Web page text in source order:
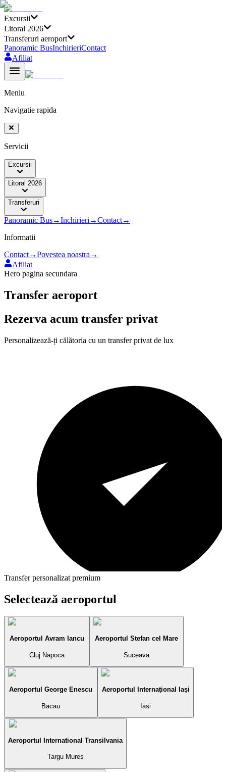
Excursii
Litoral 2026
Transferuri aeroport
Panoramic BusInchirieriContact
Afiliat
Meniu
Navigatie rapida
Servicii
Excursii
Litoral 2026
Transferuri
Panoramic Bus→Inchirieri →Contact→
Informatii
Contact→Povestea noastra →
Afiliat
Hero pagina secundara
Transfer aeroport
Rezerva acum transfer privat
Personalizează-ți călătoria cu un transfer privat de lux
Transfer personalizat premium
Selectează aeroportul
Aeroportul Avram Iancu
Cluj Napoca
Aeroportul Stefan cel Mare
Suceava
Aeroportul George Enescu
Bacau
Aeroportul Internațional Iași
Iasi
Aeroportul International Transilvania
Targu Mures